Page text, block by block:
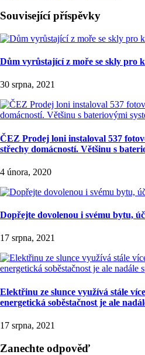
Související příspěvky
Dům vyrůstající z moře se skly pro
30 srpna, 2021
ČEZ Prodej loni instaloval 537
střechy domácností. Většinu s
4 února, 2020
Dopřejte dovolenou i svému bytu,
17 srpna, 2021
Elektřinu ze slunce využívá stále
energetická soběstačnost je ale
17 srpna, 2021
Zanechte odpověď